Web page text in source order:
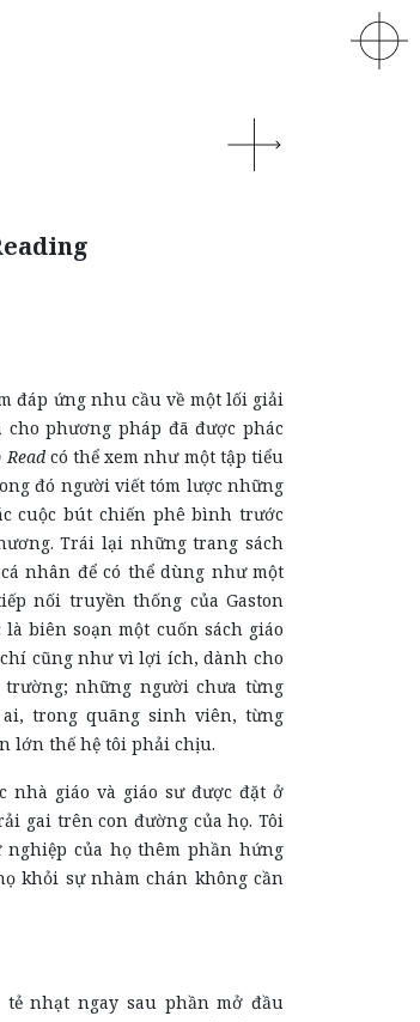
đáp ứng nhu cầu về một lối giải
phương pháp đã được phác
có thể xem như một tập tiểu
đó người viết tóm lược những
cuộc bút chiến phê bình trước
Trái lại những trang sách
nhân để có thể dùng như một
nối truyền thống của Gaston
biên soạn một cuốn sách giáo
cũng như vì lợi ích, dành cho
những người chưa từng
trong quãng sinh viên, từng
lớn thế hệ tôi phải chịu.
giáo và giáo sư được đặt ở
gai trên con đường của họ. Tôi
của họ thêm phần hứng
khỏi sự nhàm chán không cần
nhạt ngay sau phần mở đầu